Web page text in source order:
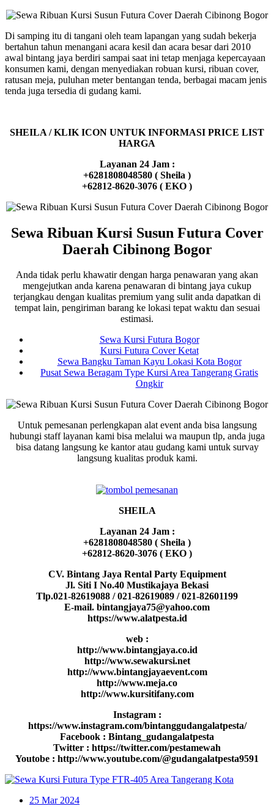
Di samping itu di tangani oleh team lapangan yang sudah bekerja
bertahun tahun menangani acara kesil dan acara besar dari 2010
awal bintang jaya berdiri sampai saat ini tetap menjaga kepercayaan
konsumen kami, dengan menyediakan robuan kursi, ribuan cover,
ratusan meja, puluhan meter bentangan tenda, berbagai macam jenis
tenda juga tersedia di gudang kami.
SHEILA / KLIK ICON UNTUK INFORMASI PRICE LIST
HARGA
Layanan 24 Jam :
+6281808048580 ( Sheila )
+62812-8620-3076 ( EKO )
Sewa Ribuan Kursi Susun Futura Cover
Daerah Cibinong Bogor
Anda tidak perlu khawatir dengan harga penawaran yang akan
mengejutkan anda karena penawaran di bintang jaya cukup
terjangkau dengan kualitas premium yang sulit anda dapatkan di
tempat lain, pengiriman barang ke lokasi tepat waktu dan sesuai
estimasi.
Sewa Kursi Futura Bogor
Kursi Futura Cover Ketat
Sewa Bangku Taman Kayu Lokasi Kota Bogor
Pusat Sewa Beragam Type Kursi Area Tangerang Gratis
Ongkir
Untuk pemesanan perlengkapan alat event anda bisa langsung
hubungi staff layanan kami bisa melalui wa maupun tlp, anda juga
bisa datang langsung ke kantor atau gudang kami untuk survay
langsung kualitas produk kami.
SHEILA
Layanan 24 Jam :
+6281808048580 ( Sheila )
+62812-8620-3076 ( EKO )
CV. Bintang Jaya Rental Party Equipment
Jl. Siti I No.40 Mustikajaya Bekasi
Tlp.021-82619088 / 021-82619089 / 021-82601199
E-mail. bintangjaya75@yahoo.com
https://www.alatpesta.id
web :
http://www.bintangjaya.co.id
http://www.sewakursi.net
http://www.bintangjayaevent.com
http://www.meja.co
http://www.kursitifany.com
Instagram :
https://www.instagram.com/bintanggudangalatpesta/
Facebook : Bintang_gudangalatpesta
Twitter : https://twitter.com/pestamewah
Youtobe : http://www.youtube.com/@gudangalatpesta9591
25 Mar 2024